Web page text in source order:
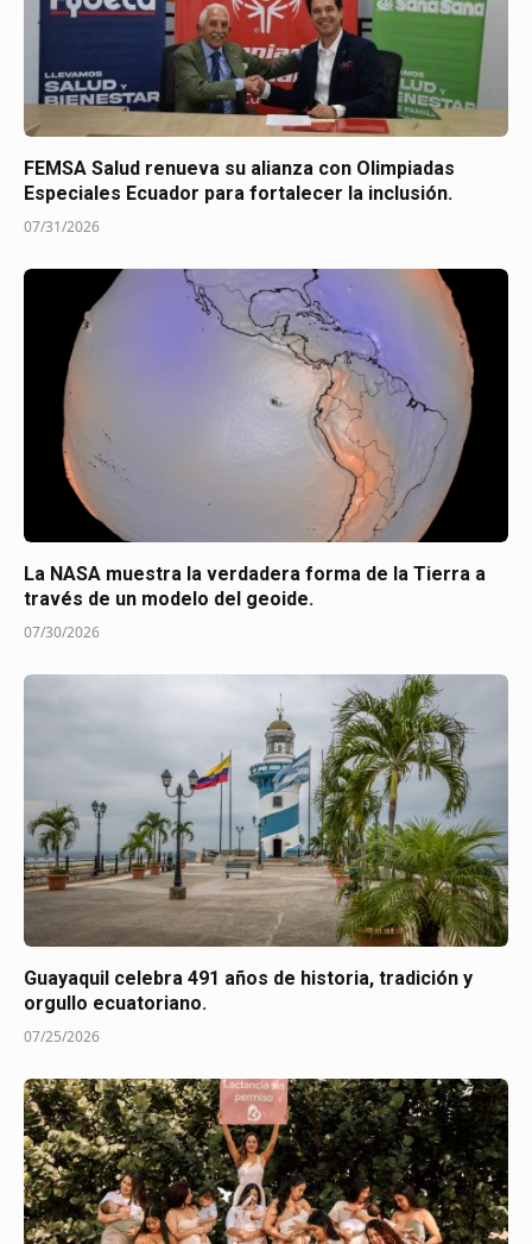
FEMSA Salud renueva su alianza con Olimpiadas
Especiales Ecuador para fortalecer la inclusión.
07/31/2026
La NASA muestra la verdadera forma de la Tierra a
través de un modelo del geoide.
07/30/2026
Guayaquil celebra 491 años de historia, tradición y
orgullo ecuatoriano.
07/25/2026